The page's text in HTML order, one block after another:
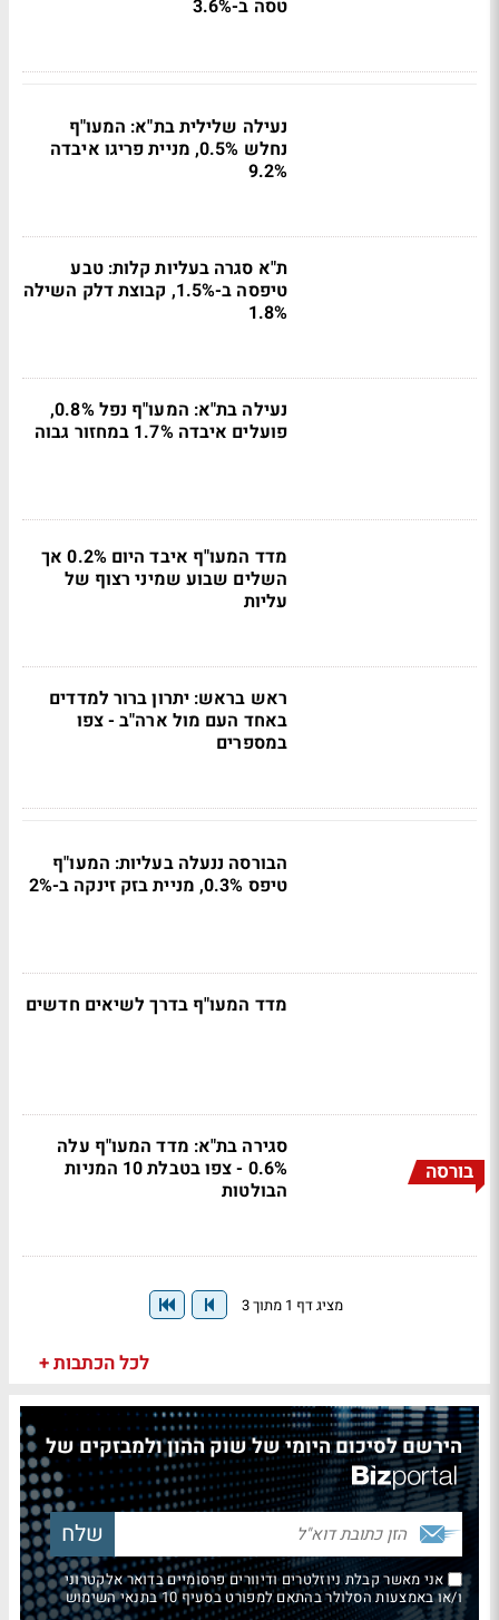
טסה ב-3.6%
נעילה שלילית בת"א: המעו"ף
נחלש 0.5%, מניית פריגו איבדה
9.2%
ת"א סגרה בעליות קלות: טבע
טיפסה ב-1.5%, קבוצת דלק השילה
1.8%
נעילה בת"א: המעו"ף נפל 0.8%,
פועלים איבדה 1.7% במחזור גבוה
מדד המעו"ף איבד היום 0.2% אך
השלים שבוע שמיני רצוף של
עליות
ראש בראש: יתרון ברור למדדים
באחד העם מול ארה"ב - צפו
במספרים
הבורסה ננעלה בעליות: המעו"ף
טיפס 0.3%, מניית בזק זינקה ב-2%
מדד המעו"ף בדרך לשיאים חדשים
בורסה
סגירה בת"א: מדד המעו"ף עלה
0.6% - צפו בטבלת 10 המניות
הבולטות
מציג דף 1 מתוך 3
לכל הכתבות +
הירשם לסיכום היומי של שוק ההון ולמבזקים של
אני מאשר קבלת ניוזלטרים ודיוורים פרסומיים בדואר אלקטרוני
ו/או באמצעות הסלולר בהתאם למפורט בסעיף 10 בתנאי השימוש